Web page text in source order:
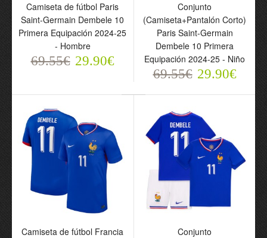
Conjunto Paris Saint-
Germain O. Dembele 10
Primera Equipación
69.55€ 29.90€
Camiseta de fútbol Paris
Saint-Germain Dembele 10
Primera Equipación 2024-25
- Hombre
69.55€ 29.90€
Conjunto
(Camiseta+Pantalón Corto)
Paris Saint-Germain
Dembele 10 Primera
Equipación 2024-25 - Niño
69.55€ 29.90€
Camiseta de fútbol Francia
Conjunto